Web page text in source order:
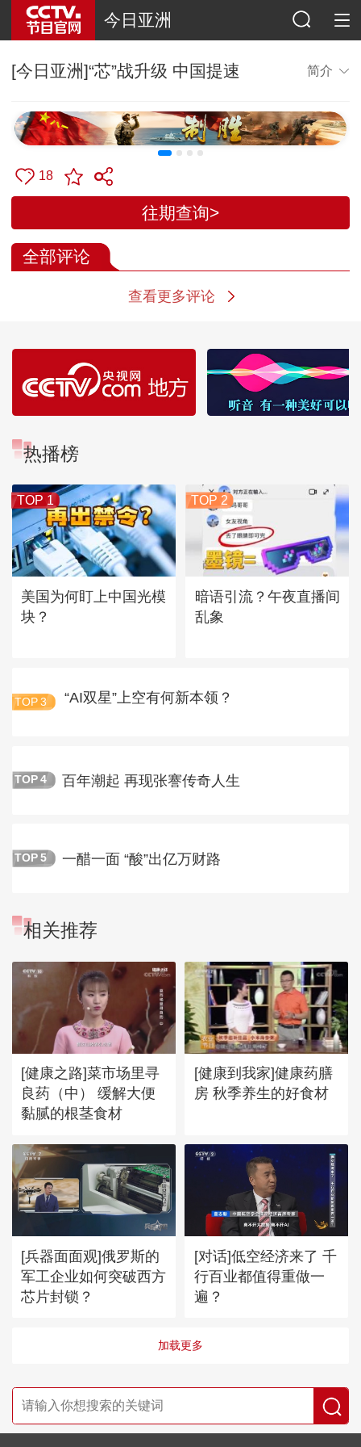
今日亚洲
[今日亚洲]“芯”战升级 中国提速 简介
18
往期查询>
全部评论
查看更多评论
热播榜
TOP 1
美国为何盯上中国光模
块？
TOP 2
暗语引流？午夜直播间
乱象
TOP 3 “AI双星”上空有何新本领？
TOP 4 百年潮起 再现张謇传奇人生
TOP 5 一醋一面 “酸”出亿万财路
相关推荐
[健康之路]菜市场里寻
良药（中） 缓解大便
黏腻的根茎食材
[健康到我家]健康药膳
房 秋季养生的好食材
[兵器面面观]俄罗斯的
军工企业如何突破西方
芯片封锁？
[对话]低空经济来了 千
行百业都值得重做一
遍？
加载更多